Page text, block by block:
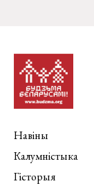
Навіны
Калумністыка
Гісторыя